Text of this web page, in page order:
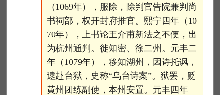
（1069年），服除，除判官告院兼判尚
书祠部，权开封府推官。熙宁四年（10
70年），上书论王介甫新法之不便，出
为杭州通判。徙知密、徐二州。元丰二
年（1079年），移知湖州，因诗托讽，
逮赴台狱，史称“乌台诗案”。狱罢，贬
黄州团练副使，本州安置。元丰四年